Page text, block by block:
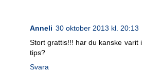
Anneli 30 oktober 2013 kl. 20:13
Stort grattis!!! har du kanske varit
tips?
Svara